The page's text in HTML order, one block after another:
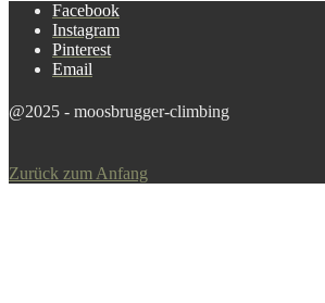
Facebook
Instagram
Pinterest
Email
@2025 - moosbrugger-climbing
Zurück zum Anfang